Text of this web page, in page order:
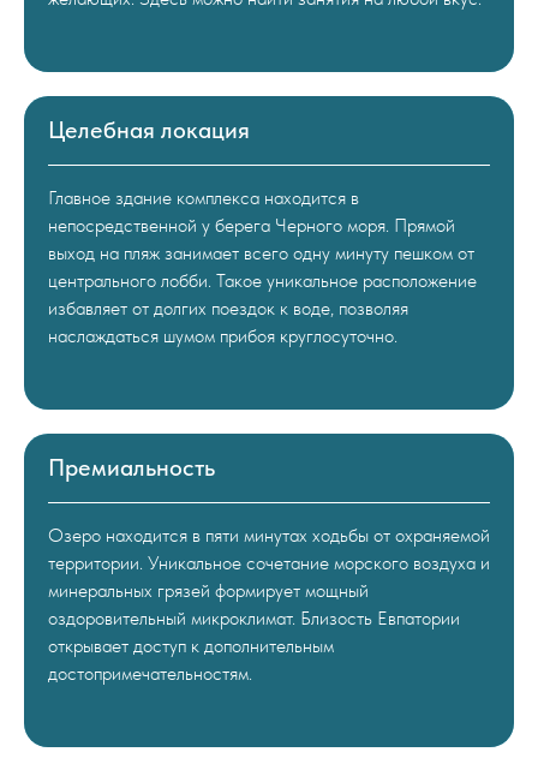
Целебная локация
Главное здание комплекса находится в
непосредственной у берега Черного моря. Прямой
выход на пляж занимает всего одну минуту пешком от
центрального лобби. Такое уникальное расположение
избавляет от долгих поездок к воде, позволяя
наслаждаться шумом прибоя круглосуточно.
Премиальность
Озеро находится в пяти минутах ходьбы от охраняемой
территории. Уникальное сочетание морского воздуха и
минеральных грязей формирует мощный
оздоровительный микроклимат. Близость Евпатории
открывает доступ к дополнительным
достопримечательностям.